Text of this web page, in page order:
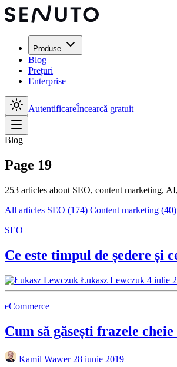
Produse
Blog
Prețuri
Enterprise
AutentificareÎncearcă gratuit
Blog
Page 19
253 articles about SEO, content marketing,
All articles SEO (174) Content marketing (40)
SEO
Ce este timpul de ședere și
Łukasz Lewczuk 4 iulie
eCommerce
Cum să găsești frazele
Kamil Wawer28 iunie 2019